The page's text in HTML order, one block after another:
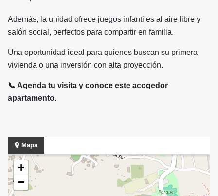
Además, la unidad ofrece juegos infantiles al aire libre y
salón social, perfectos para compartir en familia.
Una oportunidad ideal para quienes buscan su primera
vivienda o una inversión con alta proyección.
📞 Agenda tu visita y conoce este acogedor
apartamento.
Mapa
+
−